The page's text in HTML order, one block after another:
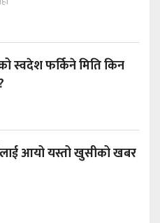
स्वदेश फर्किने मिति किन
आयो यस्तो खुसीको खबर